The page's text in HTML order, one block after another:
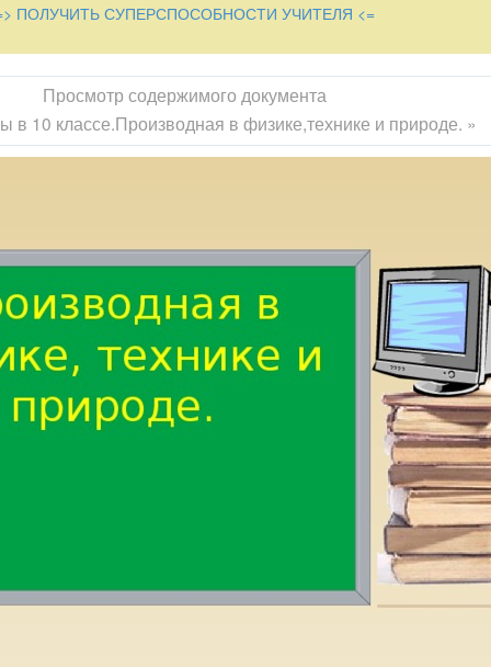
ПОЛУЧИТЬ СУПЕРСПОСОБНОСТИ УЧИТЕЛЯ <=
Просмотр содержимого документа
в 10 классе.Производная в физике,технике и природе. »